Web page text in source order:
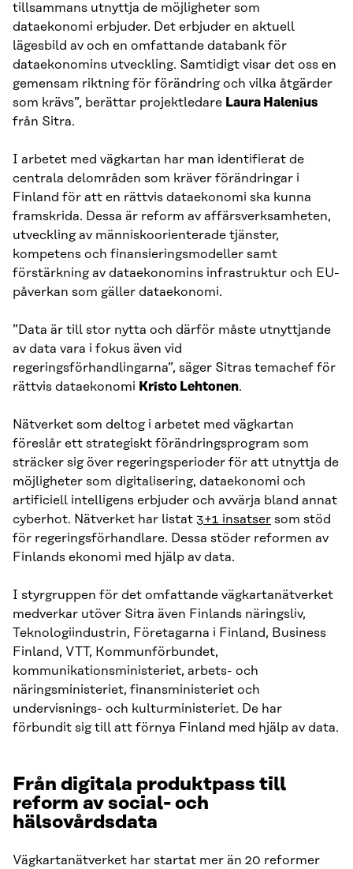
tillsammans utnyttja de möjligheter som
dataekonomi erbjuder. Det erbjuder en aktuell
lägesbild av och en omfattande databank för
dataekonomins utveckling. Samtidigt visar det oss en
gemensam riktning för förändring och vilka åtgärder
som krävs”, berättar projektledare Laura Halenius
från Sitra.
I arbetet med vägkartan har man identifierat de
centrala delområden som kräver förändringar i
Finland för att en rättvis dataekonomi ska kunna
framskrida. Dessa är reform av affärsverksamheten,
utveckling av människoorienterade tjänster,
kompetens och finansieringsmodeller samt
förstärkning av dataekonomins infrastruktur och EU-
påverkan som gäller dataekonomi.
”Data är till stor nytta och därför måste utnyttjande
av data vara i fokus även vid
regeringsförhandlingarna”, säger Sitras temachef för
rättvis dataekonomi Kristo Lehtonen.
Nätverket som deltog i arbetet med vägkartan
föreslår ett strategiskt förändringsprogram som
sträcker sig över regeringsperioder för att utnyttja de
möjligheter som digitalisering, dataekonomi och
artificiell intelligens erbjuder och avvärja bland annat
cyberhot. Nätverket har listat 3+1 insatser som stöd
för regeringsförhandlare. Dessa stöder reformen av
Finlands ekonomi med hjälp av data.
I styrgruppen för det omfattande vägkartanätverket
medverkar utöver Sitra även Finlands näringsliv,
Teknologiindustrin, Företagarna i Finland, Business
Finland, VTT, Kommunförbundet,
kommunikationsministeriet, arbets- och
näringsministeriet, finansministeriet och
undervisnings- och kulturministeriet. De har
förbundit sig till att förnya Finland med hjälp av data.
Från digitala produktpass till
reform av social- och
hälsovårdsdata
Vägkartanätverket har startat mer än 20 reformer